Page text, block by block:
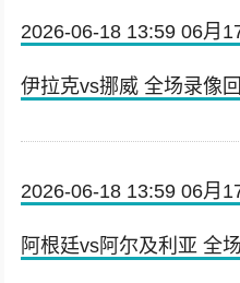
2026-06-18 13:59 06月
伊拉克vs挪威 全场录像
2026-06-18 13:59 06月
阿根廷vs阿尔及利亚 全